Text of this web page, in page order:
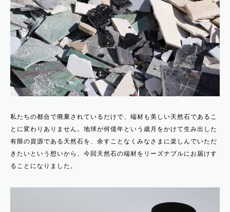
私たちの都合で廃棄されているだけで、端材も美しい天然石であるこ
とに変わりありません。地球が何億年という歳月をかけて生み出した
有限の資源である天然石を、余すことなくみなさまに楽しんでいただ
きたいという想いから、今回天然石の端材をリーズナブルにお届けす
ることになりました。